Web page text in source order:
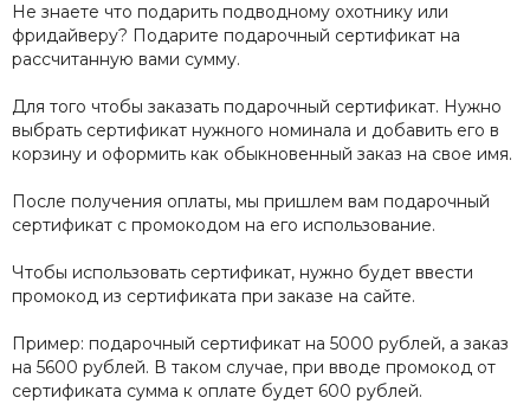
Не знаете что подарить подводному охотнику или
фридайверу? Подарите подарочный сертификат на
рассчитанную вами сумму.
Для того чтобы заказать подарочный сертификат. Нужно
выбрать сертификат нужного номинала и добавить его в
корзину и оформить как обыкновенный заказ на свое имя.
После получения оплаты, мы пришлем вам подарочный
сертификат с промокодом на его использование.
Чтобы использовать сертификат, нужно будет ввести
промокод из сертификата при заказе на сайте.
Пример: подарочный сертификат на 5000 рублей, а заказ
на 5600 рублей. В таком случае, при вводе промокод от
сертификата сумма к оплате будет 600 рублей.